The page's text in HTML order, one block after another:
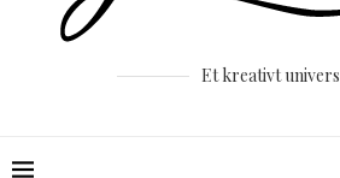
Et kreativt univers